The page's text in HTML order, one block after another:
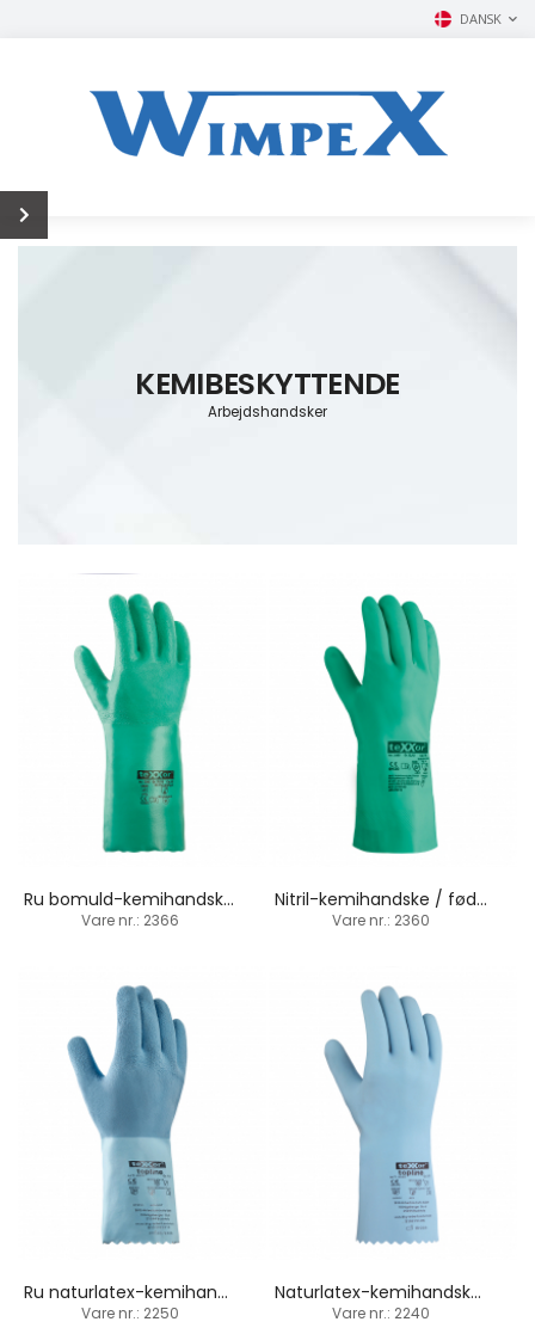
DANSK
KEMIBESKYTTENDE
Arbejdshandsker
Ru bomuld-kemihandske / nitril-belægning / 35 cm
Vare nr.: 2366
Nitril-kemihandske / fødevarer / 32 cm
Vare nr.: 2360
Ru naturlatex-kemihandske / fødevarer / 30 cm
Vare nr.: 2250
Naturlatex-kemihandske / fødevarer / 30 cm
Vare nr.: 2240